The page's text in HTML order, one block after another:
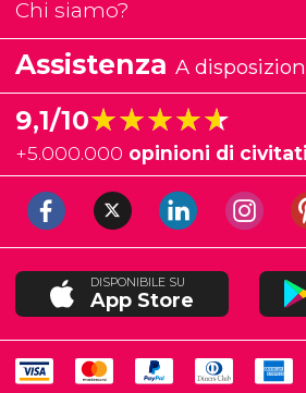
Chi siamo?
Assistenza A
9,1/10★★★★★
★★★★★
+5.000.000 opinioni di
DISPONIBILE SU
App Store